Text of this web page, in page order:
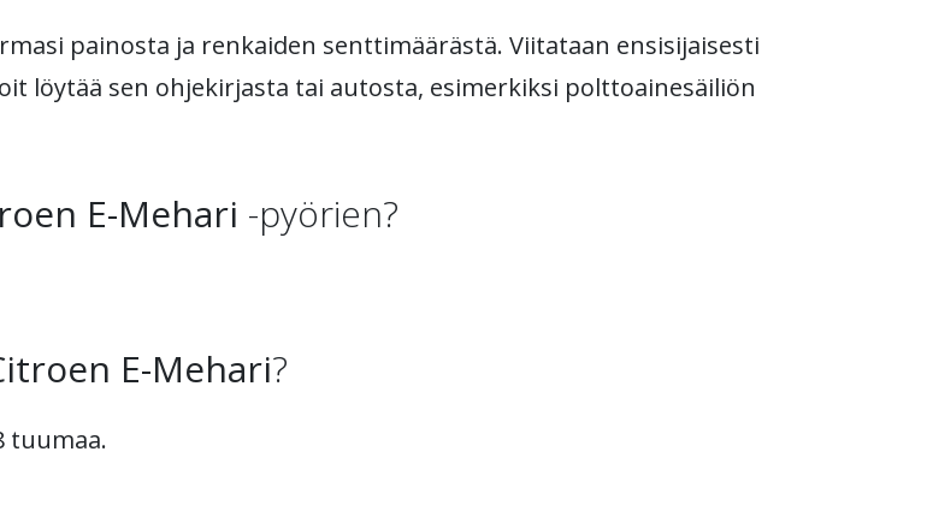
painosta ja renkaiden senttimäärästä. Viitataan ensisijaisesti
löytää sen ohjekirjasta tai autosta, esimerkiksi polttoainesäiliön
E-Mehari -pyörien?
E-Mehari?
tuumaa.